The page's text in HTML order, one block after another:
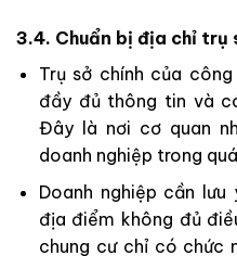
3.4. Chuẩn bị địa chỉ trụ
Trụ sở chính của
đầy đủ thông tin và
Đây là nơi cơ quan
doanh nghiệp trong
Doanh nghiệp cần
địa điểm không đủ
chung cư chỉ có chức